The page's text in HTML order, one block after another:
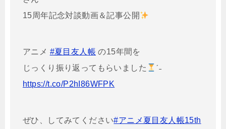
15周年記念対談動画＆記事公開
アニメ #夏目友人帳 の15年間を
じっくり振り返ってもらいました
ˊ˗
https://t.co/P2hI86WFPK
ぜひ、してみてください#アニメ夏目友人帳15th